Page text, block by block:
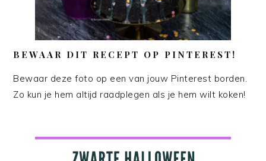
BEWAAR DIT RECEPT OP PINTEREST!
Bewaar deze foto op een van jouw Pinterest borden.
Zo kun je hem altijd raadplegen als je hem wilt koken!